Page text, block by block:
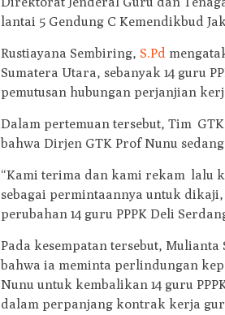
lantai 5 Gendung C Kemendikbud
Rustiayana Sembiring, S.Pd
Sumatera Utara, sebanyak 14 guru
pemutusan hubungan perjanjian
Dalam pertemuan tersebut, Tim
bahwa Dirjen GTK Prof Nunu
“Kami terima dan kami rekam lalu
sebagai permintaannya untuk
perubahan 14 guru PPPK Deli
Pada kesempatan tersebut,
bahwa ia meminta perlindungan
Nunu untuk kembalikan 14 guru
dalam perpanjang kontrak kerja